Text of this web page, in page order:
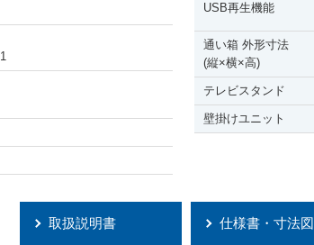
1
USB再生機能
通い箱 外形寸法
(縦×横×高)
テレビスタンド
壁掛けユニット
取扱説明書 仕様書・寸法図